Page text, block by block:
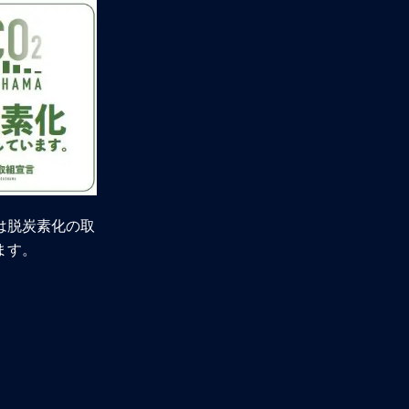
脱炭素化の取
。